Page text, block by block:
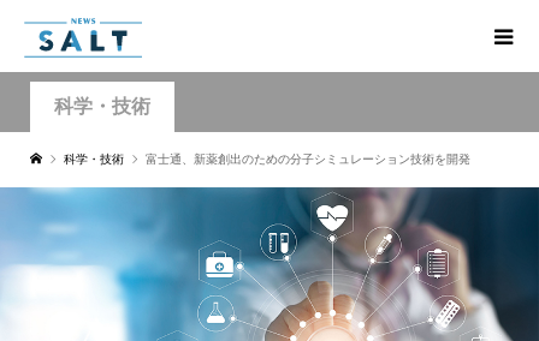
科学・技術
科学・技術 富士通、新薬創出のための分子シミュレーション技術を開発